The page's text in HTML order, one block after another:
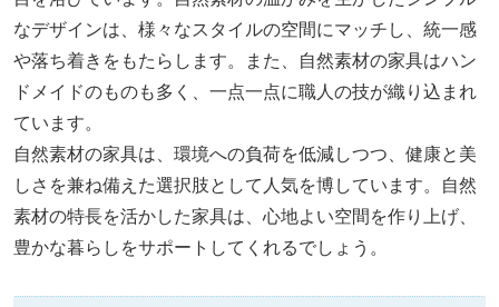
なデザインは、様々なスタイルの空間にマッチし、統一感
や落ち着きをもたらします。また、自然素材の家具はハン
ドメイドのものも多く、一点一点に職人の技が織り込まれ
ています。
自然素材の家具は、環境への負荷を低減しつつ、健康と美
しさを兼ね備えた選択肢として人気を博しています。自然
素材の特長を活かした家具は、心地よい空間を作り上げ、
豊かな暮らしをサポートしてくれるでしょう。